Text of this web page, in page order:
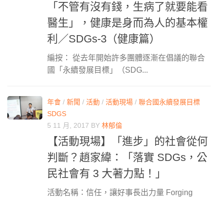
「不管有沒有錢，生病了就要能看
醫生」，健康是身而為人的基本權
利／SDGs-3（健康篇）
編按： 從去年開始許多團體逐漸在倡議的聯合
國「永續發展目標」（SDG...
年會 / 新聞 / 活動 / 活動現場 / 聯合國永續發展目標
SDGS
5 11 月, 2017 BY 林郁倫
【活動現場】「進步」的社會從何
判斷？趙家緯：「落實 SDGs，公
民社會有 3 大著力點！」
活動名稱：信任，讓好事長出力量 Forging